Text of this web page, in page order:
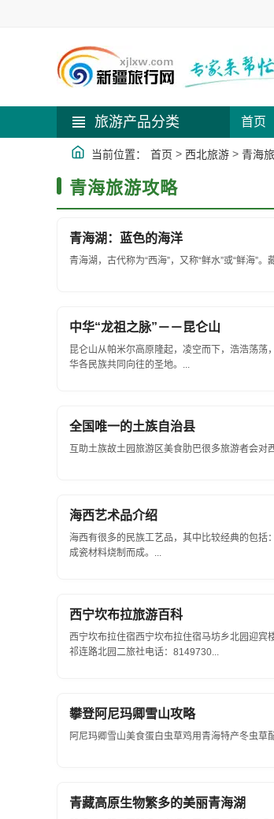
旅游产品分类 首页
当前位置： 首页 > 西北旅游 > 青海
青海旅游攻略
青海湖：蓝色的海洋
青海湖，古代称为“西海”，又称“鲜水”或“鲜海”
中华“龙祖之脉”－－昆仑山
昆仑山从帕米尔高原隆起，凌空而下，浩浩荡
华各民族共同向往的圣地。...
全国唯一的土族自治县
互助土族故土园旅游区美食肋巴很多旅游者会
海西艺术品介绍
海西有很多的民族工艺品，其中比较经典的包
成瓷材料烧制而成。...
西宁坎布拉旅游百科
西宁坎布拉住宿西宁坎布拉住宿马坊乡北园迎
祁连路北园二旅社电话：8149730...
攀登阿尼玛卿雪山攻略
阿尼玛卿雪山美食蛋白虫草鸡用青海特产冬虫
青藏高原生物繁多的美丽青海湖